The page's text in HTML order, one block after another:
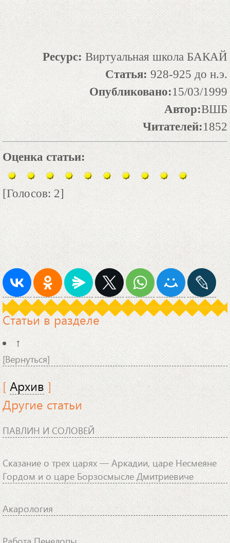
Ресурс: Виртуальная школа БАКАЙ
Статья: 928-925 до н.э.
Опубликовано:15/03/1999
Автор:ВШБ
Читателей:1852
Оценка статьи:
[Голосов: 2]
Статьи в разделе
↑
[Вернуться]
[Архив]
Другие статьи
ПАВЛИН И СОЛОВЕЙ
Сказание о трех царях — Аркадии, царе Несмеяне
Гордом и о царе Борзосмысле Дмитриевиче
Акарология